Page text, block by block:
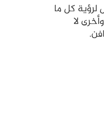
كل ما
لا